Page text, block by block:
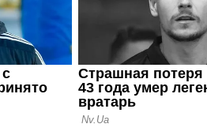
05.08.26 23:40
ФИФА
о финале
Марокко